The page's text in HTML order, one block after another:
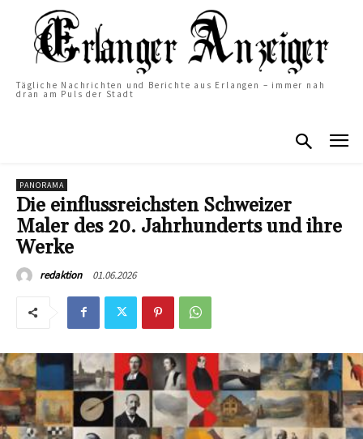
Tägliche Nachrichten und Berichte aus Erlangen – immer nah
dran am Puls der Stadt
PANORAMA
Die einflussreichsten Schweizer
Maler des 20. Jahrhunderts und ihre
Werke
redaktion 01.06.2026